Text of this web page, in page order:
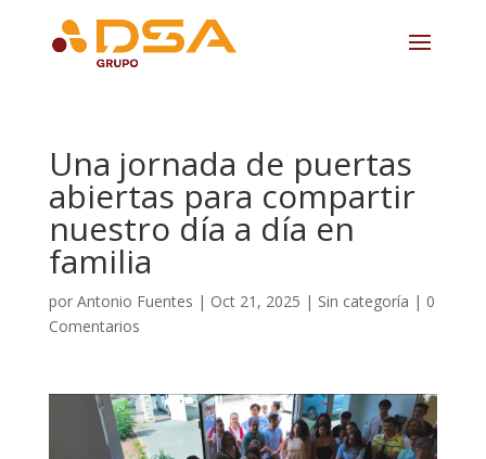
Una jornada de puertas
abiertas para compartir
nuestro día a día en
familia
por Antonio Fuentes | Oct 21, 2025 | Sin categoría | 0
Comentarios